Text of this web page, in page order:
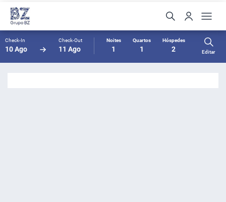
Check-In
10 Ago
Check-Out
11 Ago
Noites
1
Quartos
1
Hóspedes
2 Editar